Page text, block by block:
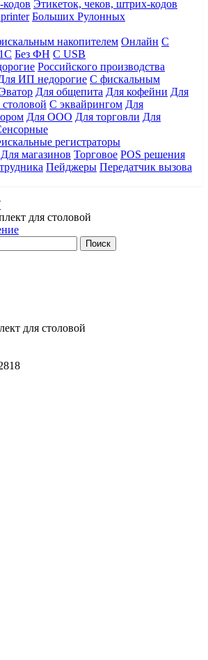
Этикеток, чеков, штрих-кодов
Больших Рулонных
накопителем Онлайн С
Без ФН С USB
Российского производства
ИП недорогие С фискальным
Для общепита Для кофейни Для
С эквайрингом Для
Для ООО Для торговли Для
регистраторы
Для магазинов Торговое POS решения
Пейджеры Передатчик вызова
для столовой
для столовой